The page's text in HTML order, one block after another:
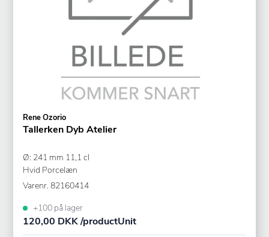
Rene Ozorio
Tallerken Dyb Atelier
Ø: 241 mm 11,1 cl
Hvid Porcelæn
Varenr. 82160414
+100 på lager
120,00 DKK /productUnit